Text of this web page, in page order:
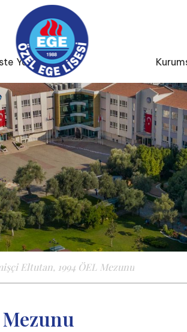
Yaşam
Eltutan, 1994 ÖEL Mezunu